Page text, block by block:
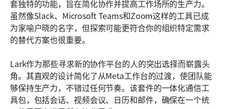
套独特的功能，旨在简化协作并提高工作场所的生产力。
虽然像Slack、Microsoft Teams和Zoom这样的工具已成
为家喻户晓的名字，但探索可能更符合你的组织特定需求
的替代方案也很重要。
Lark作为那些寻求新的协作平台的人的突出选择而崭露头
角。其直观的设计简化了从Meta工作台的过渡，使团队能
够保持生产力，不错过任何节奏。该套件的一体化通信工
具包，包括会话、视频会议、日历和邮件，确保在一个统